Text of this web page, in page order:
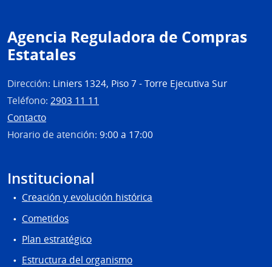
Agencia Reguladora de Compras
Estatales
Dirección: Liniers 1324, Piso 7 - Torre Ejecutiva Sur
Teléfono: 2903 11 11
Contacto
Horario de atención: 9:00 a 17:00
Institucional
Creación y evolución histórica
Cometidos
Plan estratégico
Estructura del organismo